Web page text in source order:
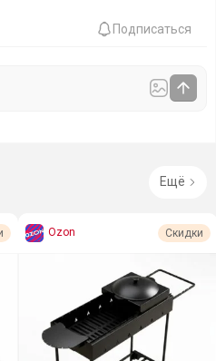
Подписаться
Ещё
Ozon Скидки